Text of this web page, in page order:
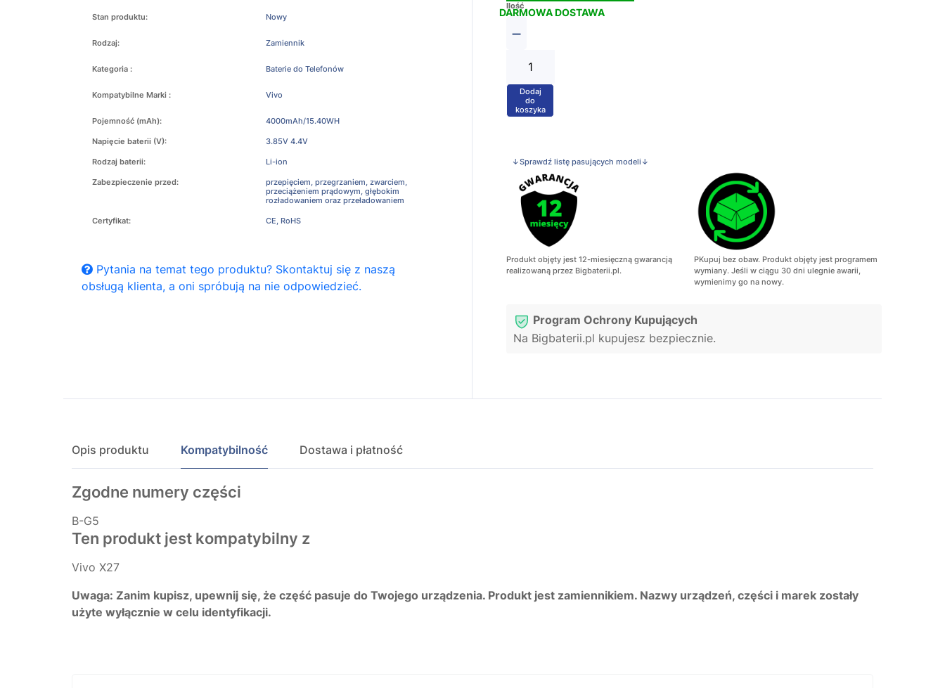
Stan produktu: Nowy
Rodzaj: Zamiennik
Kategoria : Baterie do Telefonów
Kompatybilne Marki : Vivo
Pojemność (mAh): 4000mAh/15.40WH
Napięcie baterii (V): 3.85V 4.4V
Rodzaj baterii: Li-ion
Zabezpieczenie przed:
przepięciem, przegrzaniem, zwarciem,
przeciążeniem prądowym, głębokim
rozładowaniem oraz przeładowaniem
Certyfikat: CE, RoHS
Pytania na temat tego produktu? Skontaktuj się z naszą
obsługą klienta, a oni spróbują na nie odpowiedzieć.
DARMOWA DOSTAWA
Ilość
−
+
Dodaj
do
koszyka
↓Sprawdź listę pasujących modeli↓
Produkt objęty jest 12-miesięczną gwarancją
realizowaną przez Bigbaterii.pl.
PKupuj bez obaw. Produkt objęty jest programem
wymiany. Jeśli w ciągu 30 dni ulegnie awarii,
wymienimy go na nowy.
Program Ochrony Kupujących
Na Bigbaterii.pl kupujesz bezpiecznie.
Opis produktu Kompatybilność Dostawa i płatność
Zgodne numery części
B-G5
Ten produkt jest kompatybilny z
Vivo X27
Uwaga: Zanim kupisz, upewnij się, że część pasuje do Twojego urządzenia. Produkt jest zamiennikiem. Nazwy urządzeń, części i marek zostały
użyte wyłącznie w celu identyfikacji.